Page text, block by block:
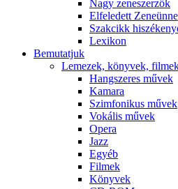
Nagy zeneszerzők
Elfeledett
Szakcikk
Lexikon
Bemutatjuk
Lemezek, könyvek,
Hangszeres művek
Kamara
Szimfonikus művek
Vokális művek
Opera
Jazz
Egyéb
Filmek
Könyvek